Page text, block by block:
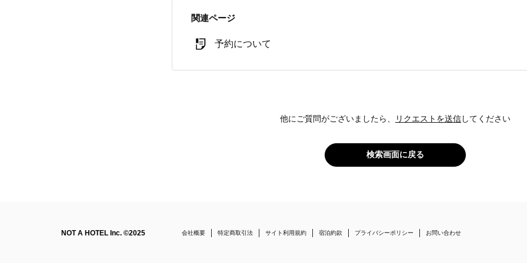
関連ページ
予約について
他にご質問がございましたら、 リクエストを送信してください
検索画面に戻る
NOT A HOTEL Inc. ©2025 会社概要 特定商取引法 サイト利用規約 宿泊約款 プライバシーポリシー お問い合わせ